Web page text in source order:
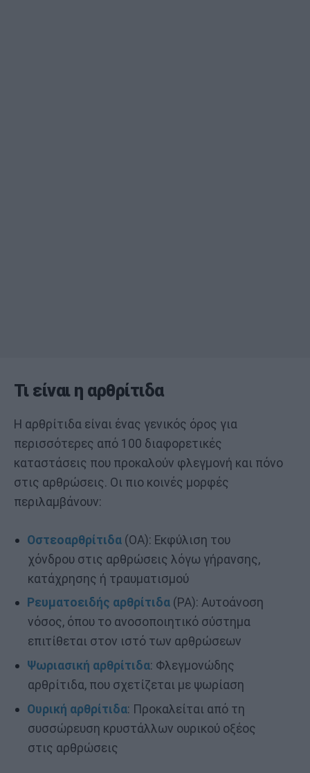
Τι είναι η αρθρίτιδα
Η αρθρίτιδα είναι ένας γενικός όρος για
περισσότερες από 100 διαφορετικές
καταστάσεις που προκαλούν φλεγμονή και πόνο
στις αρθρώσεις. Οι πιο κοινές μορφές
περιλαμβάνουν:
Οστεοαρθρίτιδα(ΟΑ): Εκφύλιση του
χόνδρου στις αρθρώσεις λόγω γήρανσης,
κατάχρησης ή τραυματισμού
Ρευματοειδής αρθρίτιδα(ΡΑ): Αυτοάνοση
νόσος, όπου το ανοσοποιητικό σύστημα
επιτίθεται στον ιστό των αρθρώσεων
Ψωριασική αρθρίτιδα: Φλεγμονώδης
αρθρίτιδα, που σχετίζεται με ψωρίαση
Ουρική αρθρίτιδα: Προκαλείται από τη
συσσώρευση κρυστάλλων ουρικού οξέος
στις αρθρώσεις